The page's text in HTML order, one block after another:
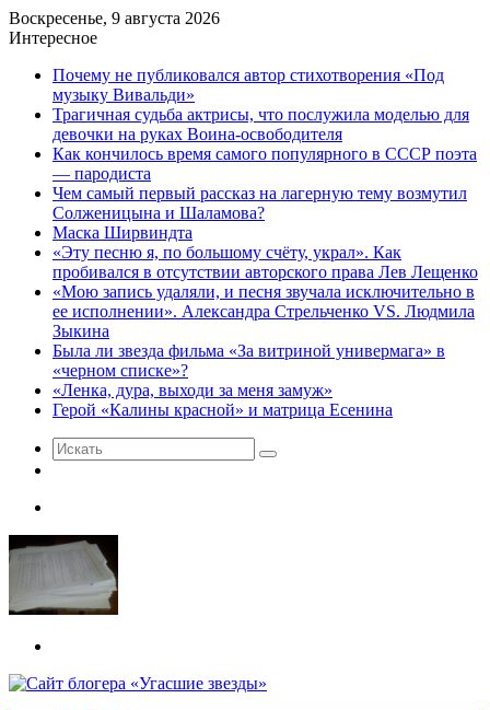
Воскресенье, 9 августа 2026
Интересное
Почему не публиковался автор стихотворения «Под
музыку Вивальди»
Трагичная судьба актрисы, что послужила моделью для
девочки на руках Воина-освободителя
Как кончилось время самого популярного в СССР поэта
— пародиста
Чем самый первый рассказ на лагерную тему возмутил
Солженицына и Шаламова?
Маска Ширвиндта
«Эту песню я, по большому счёту, украл». Как
пробивался в отсутствии авторского права Лев Лещенко
«Мою запись удаляли, и песня звучала исключительно в
ее исполнении». Александра Стрельченко VS. Людмила
Зыкина
Была ли звезда фильма «За витриной универмага» в
«черном списке»?
«Ленка, дура, выходи за меня замуж»
Герой «Калины красной» и матрица Есенина
Искать